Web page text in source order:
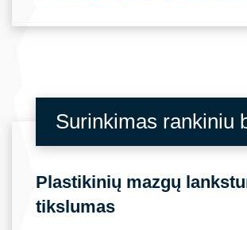
Surinkimas rankiniu
Plastikinių mazgų
tikslumas